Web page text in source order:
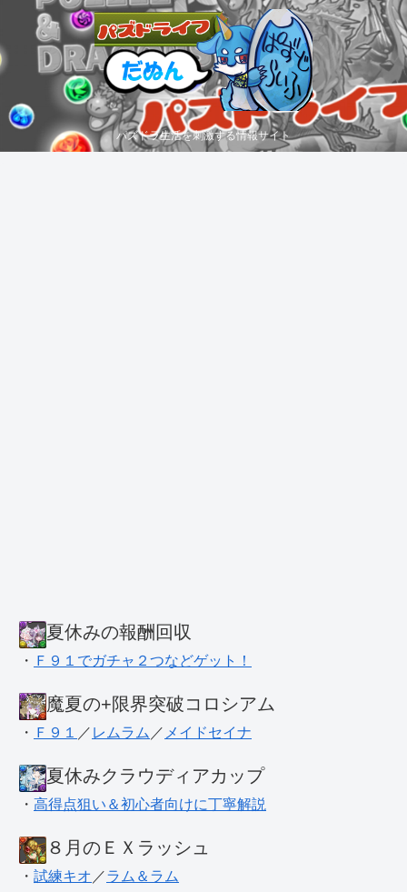
パズドラ生活を刺激する情報サイト
夏休みの報酬回収
・ Ｆ９１でガチャ２つなどゲット！
魔夏の+限界突破コロシアム
・ Ｆ９１ ／ レムラム ／ メイドセイナ
夏休みクラウディアカップ
・ 高得点狙い＆初心者向けに丁寧解説
８月のＥＸラッシュ
・ 試練キオ ／ラム＆ラム